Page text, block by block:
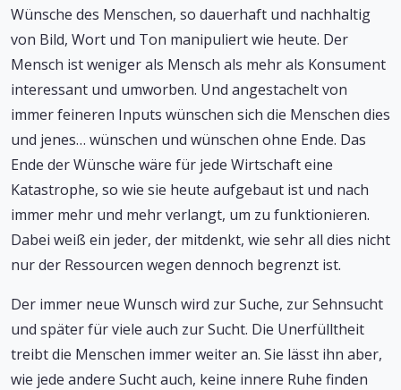
Wünsche des Menschen, so dauerhaft und nachhaltig
von Bild, Wort und Ton manipuliert wie heute. Der
Mensch ist weniger als Mensch als mehr als Konsument
interessant und umworben. Und angestachelt von
immer feineren Inputs wünschen sich die Menschen dies
und jenes… wünschen und wünschen ohne Ende. Das
Ende der Wünsche wäre für jede Wirtschaft eine
Katastrophe, so wie sie heute aufgebaut ist und nach
immer mehr und mehr verlangt, um zu funktionieren.
Dabei weiß ein jeder, der mitdenkt, wie sehr all dies nicht
nur der Ressourcen wegen dennoch begrenzt ist.
Der immer neue Wunsch wird zur Suche, zur Sehnsucht
und später für viele auch zur Sucht. Die Unerfülltheit
treibt die Menschen immer weiter an. Sie lässt ihn aber,
wie jede andere Sucht auch, keine innere Ruhe finden